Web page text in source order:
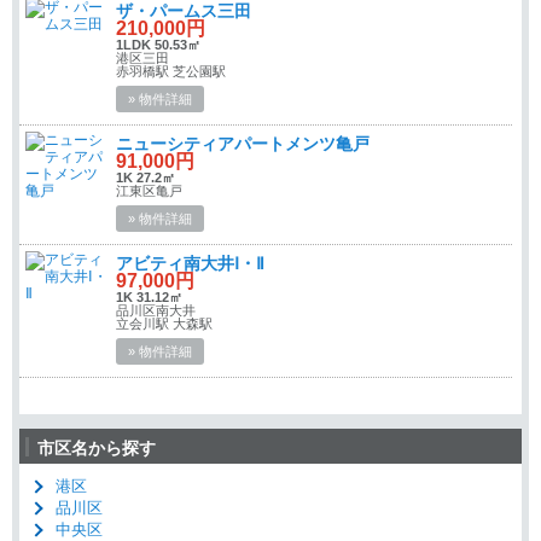
ザ・パームス三田
210,000円
1LDK 50.53㎡
港区三田
赤羽橋駅 芝公園駅
» 物件詳細
ニューシティアパートメンツ亀戸
91,000円
1K 27.2㎡
江東区亀戸
» 物件詳細
アビティ南大井Ⅰ・Ⅱ
97,000円
1K 31.12㎡
品川区南大井
立会川駅 大森駅
» 物件詳細
市区名から探す
港区
品川区
中央区